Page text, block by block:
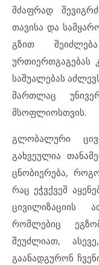
მძაფრად
თავისა და
გზით
საშუალებას
მართლაც
მსოფლიოსთვის.
გლობალური
გახვეულია
ცნობიერება,
რაც ეჭვქვეშ
ცივილიზაციის
რომლებიც
შეუძლიათ,
გაანადგურონ